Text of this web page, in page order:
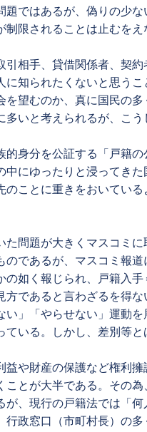
ではあるが、偽りの少
限されることは止むをえ
相手、貸借関係者、契
知られたくないと思うこ
望むのか、真に国民の
いと考えられるが、こう
身分を公証する「戸籍
にゆったりと浸ってき
ことに重きをおいてい
問題が大きくマスコミ
であるが、マスコミ報道
如く報じられ、戸籍入
であると言わざるを得な
」「やらせない」運動
いる。しかし、差別等と
や財産の保護など権利擁
とが大半である。その
、現行の戸籍法では「何
政窓口（市町村長）の